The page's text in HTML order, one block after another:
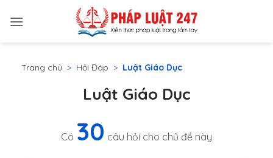
qua
Trang chủ > Hỏi Đáp > Luật Giáo Dục
Luật Giáo Dục
Có 30 câu hỏi cho chủ đề này